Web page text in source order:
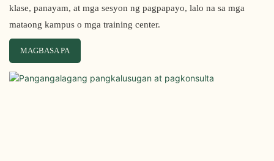
klase, panayam, at mga sesyon ng pagpapayo, lalo na sa mga
mataong kampus o mga training center.
MAGBASA PA